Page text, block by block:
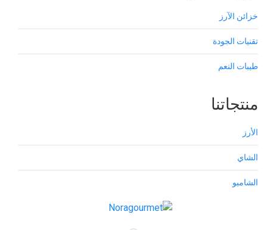
خزائن الآرز
تقنيات الجودة
طيبات النعم
منتجاتنا
الأرز
الشاي
الشامبو